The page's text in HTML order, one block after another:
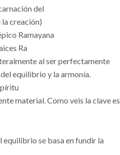
del
creación)
Ramayana
Ra
al ser perfectamente
equilibrio y la armonía.
material. Como veis la clave es
equilibrio se basa en fundir la